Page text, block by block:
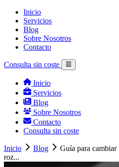
Inicio
Servicios
Blog
Sobre Nosotros
Contacto
Consulta sin coste
Inicio
Servicios
Blog
Sobre Nosotros
Contacto
Consulta sin coste
Inicio Blog
Guía para
roz...